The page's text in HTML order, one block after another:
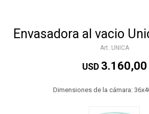
Envasadora al vacio
UNICA
USD 3.160,00
Dimensiones de la cámara: